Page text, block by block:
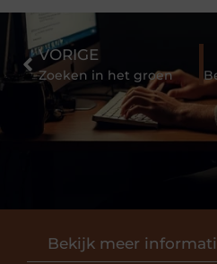
Bekijk meer
VORIGE
Zoeken in het groen